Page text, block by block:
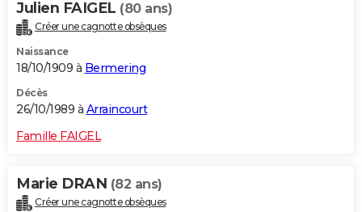
Julien FAIGEL (80 ans)
Créer une cagnotte obsèques
Naissance
18/10/1909 à Bermering
Décès
26/10/1989 à Arraincourt
Famille FAIGEL
Marie DRAN (82 ans)
Créer une cagnotte obsèques